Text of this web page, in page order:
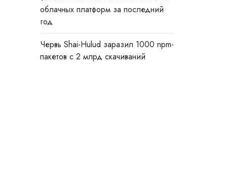
облачных платформ за последний
год
Червь Shai-Hulud заразил 1000 npm-
пакетов с 2 млрд скачиваний